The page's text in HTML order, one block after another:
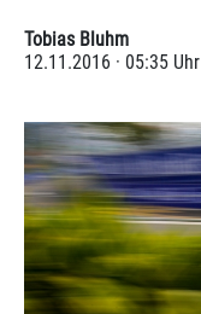
Tobias Bluhm
12.11.2016 · 05:35 Uhr